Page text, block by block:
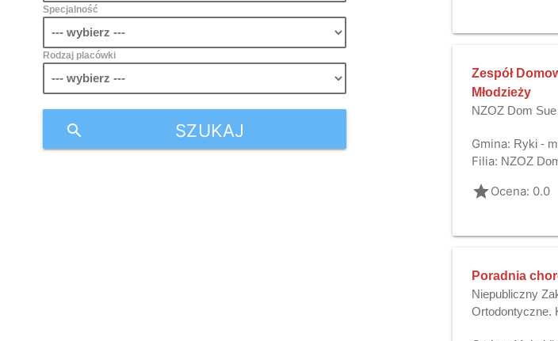
Specjalność
Rodzaj placówki
SZUKAJ
search
Zespół
Młodzieży
NZOZ Dom
Gmina: Ryki -
Filia: NZOZ
gradeOcena: 0.0
Poradnia
Niepubliczny
Ortodontyczne.